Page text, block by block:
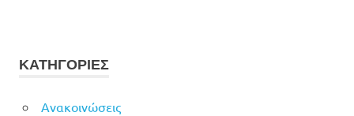
ΚΑΤΗΓΟΡΙΕΣ
Ανακοινώσεις